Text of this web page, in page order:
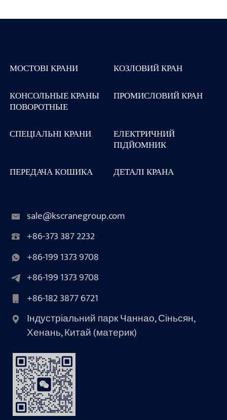
МОСТОВІ КРАНИ
КОЗЛОВИЙ КРАН
КОНСОЛЬНЫЕ КРАНЫ
ПОВОРОТНЫЕ
ПРОМИСЛОВИЙ КРАН
СПЕЦІАЛЬНІ КРАНИ ЕЛЕКТРИЧНИЙ
ПІДЙОМНИК
ПЕРЕДАЧА КОШИКА
ДЕТАЛІ КРАНА
sale@kscranegroup.com
+86-373 387 2232
+86-199 1373 9708
+86-199 1373 9708
+86-182 3877 6721
Індустріальний парк Чаннао, Сіньсян,
Хенань, Китай (материк)